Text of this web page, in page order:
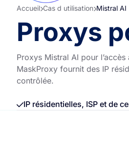
Accueil Cas d utilisation Mistral AI
Proxys
Proxys Mistral AI pour
MaskProxy fournit des IP
contrôlée.
IP résidentielles, ISP et de